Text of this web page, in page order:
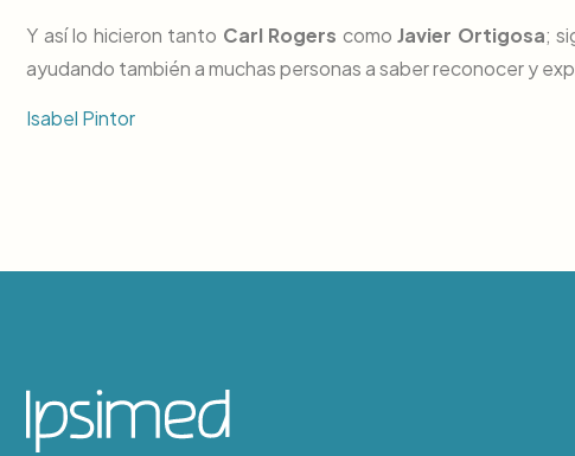
Y así lo hicieron tanto Carl Rogers comoJavier Ortigosa;
ayudando también a muchas personas a saber reconocer y
Isabel Pintor